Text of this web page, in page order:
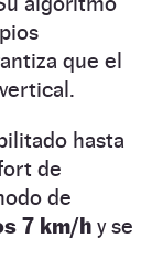
que el
hasta
de
de
7 km/h y se